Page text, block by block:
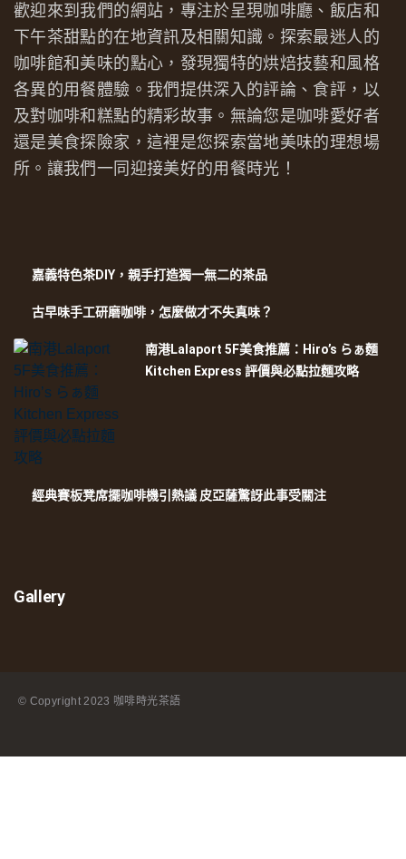
歡迎來到我們的網站，專注於呈現咖啡廳、飯店和
下午茶甜點的在地資訊及相關知識。探索最迷人的
咖啡館和美味的點心，發現獨特的烘焙技藝和風格
各異的用餐體驗。我們提供深入的評論、食評，以
及對咖啡和糕點的精彩故事。無論您是咖啡愛好者
還是美食探險家，這裡是您探索當地美味的理想場
所。讓我們一同迎接美好的用餐時光！
嘉義特色茶DIY，親手打造獨一無二的茶品
古早味手工研磨咖啡，怎麼做才不失真味？
南港Lalaport 5F美食推薦：Hiro’s らぁ麵
Kitchen Express 評價與必點拉麵攻略
經典賽板凳席擺咖啡機引熱議 皮亞薩驚訝此事受關注
Gallery
© Copyright2023 咖啡時光茶語